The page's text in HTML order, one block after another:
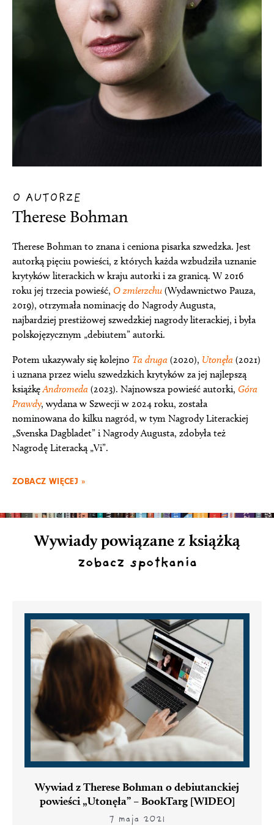
O AUTORZE
Therese Bohman
Therese Bohman to znana i ceniona pisarka szwedzka. Jest
autorką pięciu powieści, z których każda wzbudziła uznanie
krytyków literackich w kraju autorki i za granicą. W 2016
roku jej trzecia powieść, O zmierzchu (Wydawnictwo Pauza,
2019), otrzymała nominację do Nagrody Augusta,
najbardziej prestiżowej szwedzkiej nagrody literackiej, i była
polskojęzycznym „debiutem” autorki.
Potem ukazywały się kolejno Ta druga (2020), Utonęła (2021)
i uznana przez wielu szwedzkich krytyków za jej najlepszą
książkęAndromeda (2023). Najnowsza powieść autorki, Góra
Prawdy, wydana w Szwecji w 2024 roku, została
nominowana do kilku nagród, w tym Nagrody Literackiej
„Svenska Dagbladet” i Nagrody Augusta, zdobyła też
Nagrodę Literacką „Vi”.
ZOBACZ WIĘCEJ »
Wywiady powiązane z książką
zobacz spotkania
Wywiad z Therese Bohman o debiutanckiej
powieści „Utonęła” – BookTarg [WIDEO]
7 maja 2021